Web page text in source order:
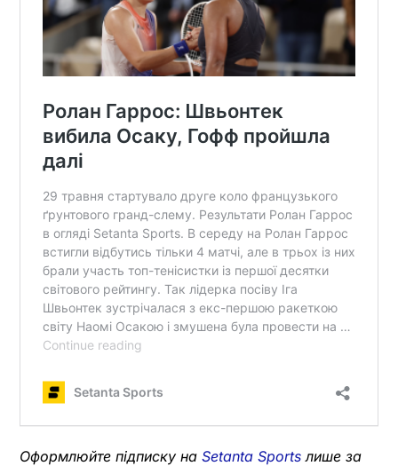
Оформлюйте підписку на Setanta Sports лише за